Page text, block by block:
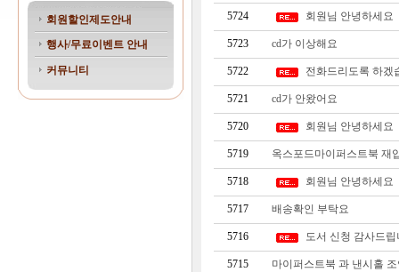
회원할인제도안내
행사/무료이벤트 안내
커뮤니티
5724 회원님 안녕하세요
5723 cd가 이상해요
5722 전화드리도록 하겠
5721 cd가 안왔어요
5720 회원님 안녕하세요
5719 옥스포드마이퍼스트북 재
5718 회원님 안녕하세요
5717 배송확인 부탁요
5716 도서 신청 감사드립
5715 마이퍼스트북 과 낸시홀